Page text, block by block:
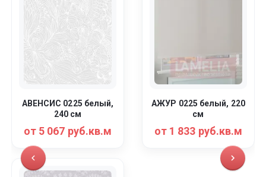
АВЕНСИС 0225 белый,
240 см
от 5 067 руб.кв.м
АЖУР 0225 белый, 220
см
от 1 833 руб.кв.м